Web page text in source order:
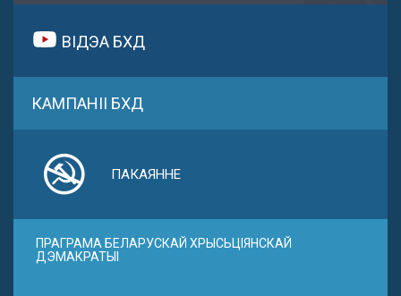
ВІДЭА БХД
КАМПАНІІ БХД
ПАКАЯННЕ
ПРАГРАМА БЕЛАРУСКАЙ ХРЫСЬЦІЯНСКАЙ
ДЭМАКРАТЫІ